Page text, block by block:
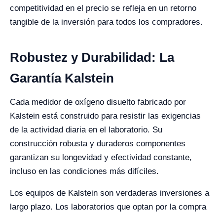
competitividad en el precio se refleja en un retorno
tangible de la inversión para todos los compradores.
Robustez y Durabilidad: La
Garantía Kalstein
Cada medidor de oxígeno disuelto fabricado por
Kalstein está construido para resistir las exigencias
de la actividad diaria en el laboratorio. Su
construcción robusta y duraderos componentes
garantizan su longevidad y efectividad constante,
incluso en las condiciones más difíciles.
Los equipos de Kalstein son verdaderas inversiones a
largo plazo. Los laboratorios que optan por la compra